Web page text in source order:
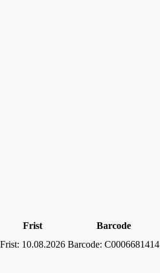
Frist
Barcode
Frist: 10.08.2026 Barcode: C0006681414